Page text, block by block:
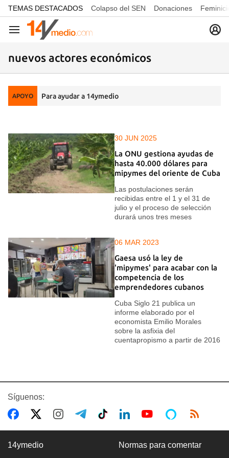
common.go-to-content
TEMAS DESTACADOS Colapso del SEN Donaciones
Navegación
nuevos actores económicos
APOYO Para ayudar a 14ymedio
30 JUN 2025
La ONU gestiona ayudas de
hasta 40.000 dólares para
mipymes del oriente de Cuba
Las postulaciones serán
recibidas entre el 1 y el 31 de
julio y el proceso de selección
durará unos tres meses
06 MAR 2023
Gaesa usó la ley de
'mipymes' para acabar con la
competencia de los
emprendedores cubanos
Cuba Siglo 21 publica un
informe elaborado por el
economista Emilio Morales
sobre la asfixia del
cuentapropismo a partir de 2016
Síguenos:
14ymedio Normas para comentar